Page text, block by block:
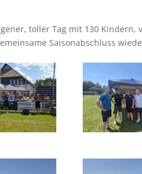
toller Tag mit 130 Kindern,
Saisonabschluss